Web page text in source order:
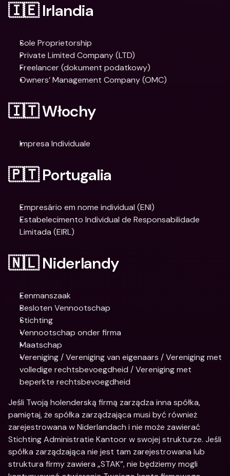
🇮🇪 Irlandia
Sole Proprietorship
Private Limited Company (LTD)
Freelancer (dokument podatkowy)
Owners’ Management Company (OMC)
🇮🇹 Włochy
Impresa Individuale
🇵🇹 Portugalia
Empresário em nome individual (ENI)
Estabelecimento Individual de Responsabilidade
Limitada (EIRL)
🇳🇱 Niderlandy
Eenmanszaak
Besloten Vennootschap
Stichting
Vennootschap onder firma
Maatschap
Vereniging / Vereniging van eigenaars / Vereniging met
volledige rechtsbevoegdheid / Vereniging met
beperkte rechtsbevoegdheid
Jeśli Twoją holenderską firmą zarządza inna spółka,
pamiętaj, że spółka zarządzająca musi być również
zarejestrowana w Niderlandach i nie może zawierać
Stichting Administratie Kantoor w swojej strukturze. Jeśli
spółka zarządzająca nie jest tam zarejestrowana lub
struktura firmy zawiera „STAK”, nie będziemy mogli